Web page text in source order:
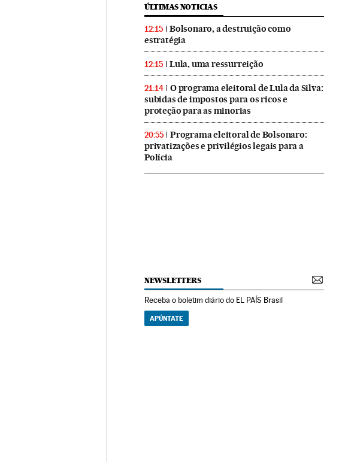
ÚLTIMAS NOTICIAS
12:15
Bolsonaro, a destruição como
estratégia
12:15 Lula, uma ressurreição
21:14
O programa eleitoral de Lula da Silva:
subidas de impostos para os ricos e
proteção para as minorias
20:55
Programa eleitoral de Bolsonaro:
privatizações e privilégios legais para a
Polícia
NEWSLETTERS
Receba o boletim diário do EL PAÍS Brasil
APÚNTATE